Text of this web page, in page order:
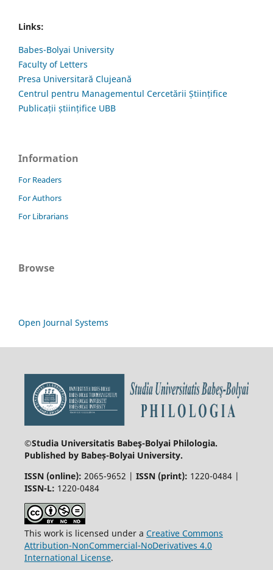
Links:
Babes-Bolyai University
Faculty of Letters
Presa Universitară Clujeană
Centrul pentru Managementul Cercetării Științifice
Publicații științifice UBB
Information
For Readers
For Authors
For Librarians
Browse
Open Journal Systems
©Studia Universitatis Babeş-Bolyai Philologia.
Published by Babeș-Bolyai University.
ISSN (online): 2065-9652 | ISSN (print): 1220-0484 |
ISSN-L: 1220-0484
This work is licensed under a Creative Commons
Attribution-NonCommercial-NoDerivatives 4.0
International License.